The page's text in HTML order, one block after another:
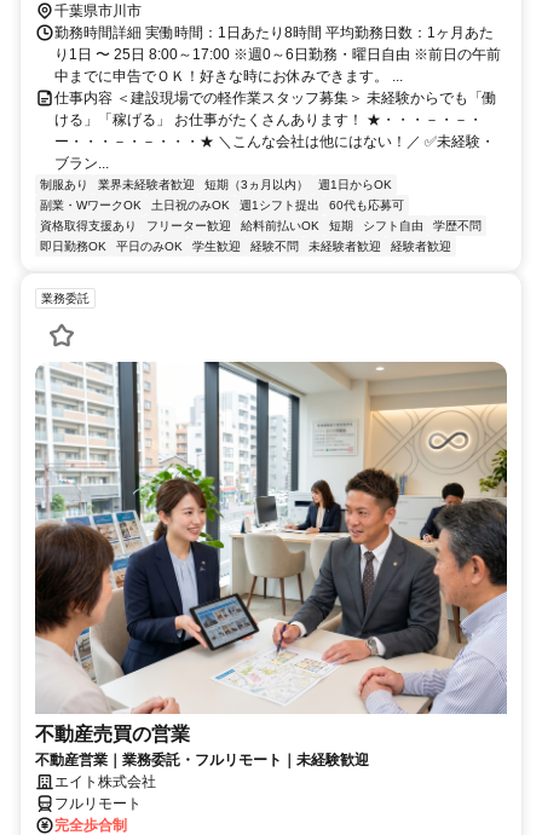
千葉県市川市
勤務時間詳細 実働時間：1日あたり8時間 平均勤務日数：1ヶ月あた
り1日 〜 25日 8:00～17:00 ※週0～6日勤務・曜日自由 ※前日の午前
中までに申告でＯＫ！好きな時にお休みできます。 ...
仕事内容 ＜建設現場での軽作業スタッフ募集＞ 未経験からでも「働
ける」「稼げる」 お仕事がたくさんあります！ ★・・・－・－・
ー・・・－・－・・・★ ＼こんな会社は他にはない！／ ✅未経験・
ブラン...
制服あり 業界未経験者歓迎 短期（3ヵ月以内）
週1日からOK
副業・WワークOK
土日祝のみOK 週1シフト提出
60代も応募可
資格取得支援あり
フリーター歓迎 給料前払いOK 短期 シフト自由
学歴不問
即日勤務OK
平日のみOK 学生歓迎 経験不問 未経験者歓迎 経験者歓迎
業務委託
不動産売買の営業
不動産営業｜業務委託・フルリモート｜未経験歓迎
エイト株式会社
フルリモート
完全歩合制